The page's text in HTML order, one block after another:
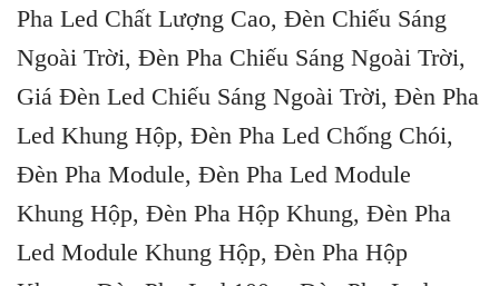
Pha Led Chất Lượng Cao, Đèn Chiếu Sáng
Ngoài Trời, Đèn Pha Chiếu Sáng Ngoài Trời,
Giá Đèn Led Chiếu Sáng Ngoài Trời, Đèn Pha
Led Khung Hộp, Đèn Pha Led Chống Chói,
Đèn Pha Module, Đèn Pha Led Module
Khung Hộp, Đèn Pha Hộp Khung, Đèn Pha
Led Module Khung Hộp, Đèn Pha Hộp